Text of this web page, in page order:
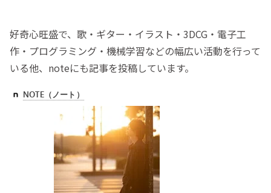
好奇心旺盛で、歌・ギター・イラスト・3DCG・電子工
作・プログラミング・機械学習などの幅広い活動を行って
いる他、noteにも記事を投稿しています。